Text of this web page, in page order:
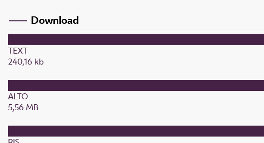
Download
TEXT
240,16 kb
ALTO
5,56 MB